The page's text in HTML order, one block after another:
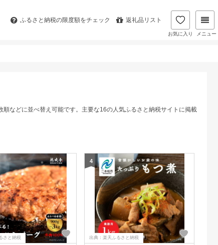
ふるさと納税の限度額をチェック 返礼品リスト
お気に入り メニュー
などに並べ替え可能です。主要な16の人気ふるさと納税サイトに掲載
さと納税
4
出典：楽天ふるさと納税